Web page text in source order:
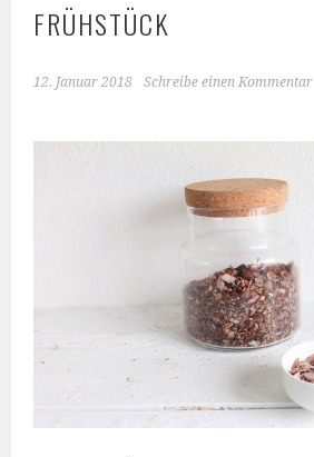
FRÜHSTÜCK
12. Januar 2018 Schreibe einen Kommentar